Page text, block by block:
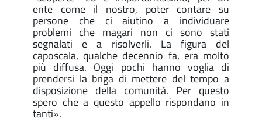
ente come il nostro, poter contare su
persone che ci aiutino a individuare
problemi che magari non ci sono stati
segnalati e a risolverli. La figura del
caposcala, qualche decennio fa, era molto
più diffusa. Oggi pochi hanno voglia di
prendersi la briga di mettere del tempo a
disposizione della comunità. Per questo
spero che a questo appello rispondano in
tanti».